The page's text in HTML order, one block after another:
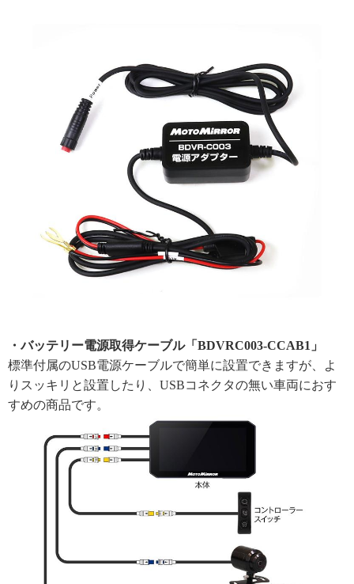
・バッテリー電源取得ケーブル「BDVRC003-CCAB1」
標準付属のUSB電源ケーブルで簡単に設置できますが、よ
りスッキリと設置したり、USBコネクタの無い車両におす
すめの商品です。